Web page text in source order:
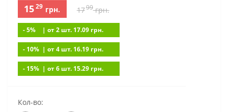
1529 грн. 1799грн.
- 5% | от 2 шт. 17.09 грн.
- 10% | от 4 шт. 16.19 грн.
- 15% | от 6 шт. 15.29 грн.
Кол-во: